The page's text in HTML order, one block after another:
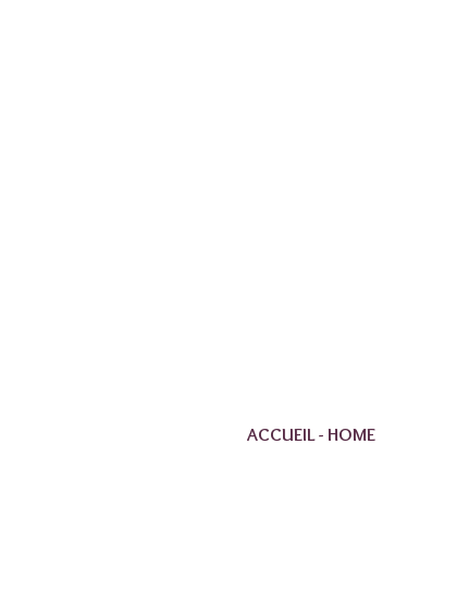
ACCUEIL - HOME